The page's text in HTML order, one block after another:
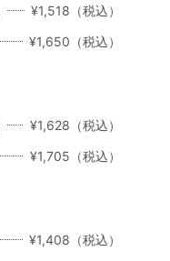
¥1,518（税込）
¥1,650（税込）
¥1,628（税込）
¥1,705（税込）
¥1,408（税込）